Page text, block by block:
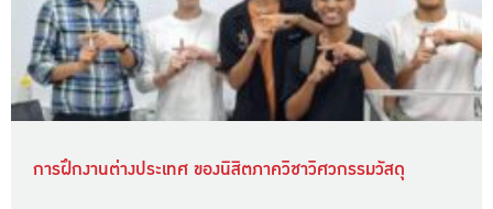
การฝึกงานต่างประเทศ ของนิสิตภาควิชาวิศวกรรมวัสดุ